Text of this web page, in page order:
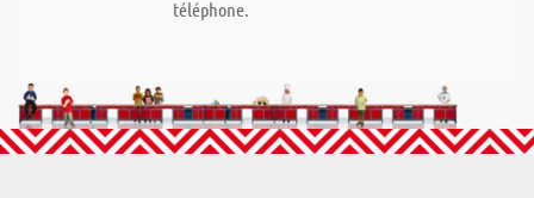
téléphone.